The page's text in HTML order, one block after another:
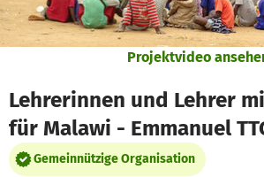
Projektvideo
Lehrerinnen und Lehrer
für Malawi - Emmanuel
Gemeinnützige Organisation